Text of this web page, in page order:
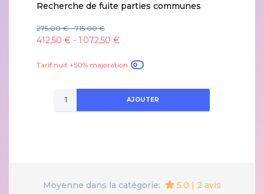
Recherche de fuite parties communes
275,00 € - 715,00 €
412,50 € - 1 072,50 €
Tarif nuit +50% majoration
AJOUTER
Moyenne dans la catégorie: 5.0 | 2 avis